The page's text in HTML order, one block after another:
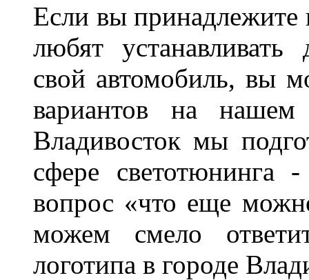
Если вы принадлежите
любят устанавливать
свой автомобиль, вы
вариантов на
Владивосток мы
сфере светотюнинга
вопрос «что еще
можем смело
логотипа в городе